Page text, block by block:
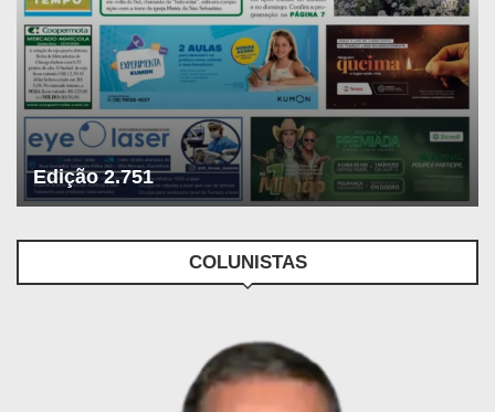
Edição 2.751
COLUNISTAS